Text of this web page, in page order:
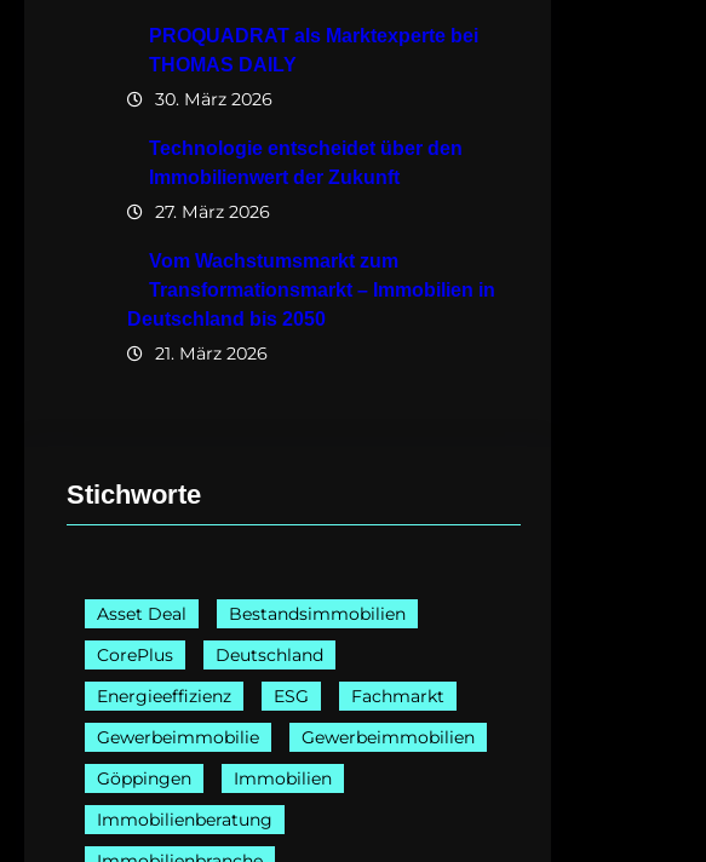
PROQUADRAT als Marktexperte bei
THOMAS DAILY
30. März 2026
Technologie entscheidet über den
Immobilienwert der Zukunft
27. März 2026
Vom Wachstumsmarkt zum
Transformationsmarkt – Immobilien in
Deutschland bis 2050
21. März 2026
Stichworte
Asset Deal
Bestandsimmobilien
CorePlus
Deutschland
Energieeffizienz
ESG
Fachmarkt
Gewerbeimmobilie
Gewerbeimmobilien
Göppingen
Immobilien
Immobilienberatung